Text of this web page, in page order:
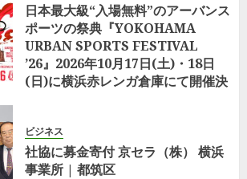
日本最大級“入場無料”のアーバンス
ポーツの祭典『YOKOHAMA
URBAN SPORTS FESTIVAL
’26』2026年10月17日(土)・18日
(日)に横浜赤レンガ倉庫にて開催決
ビジネス
社協に募金寄付 京セラ（株） 横浜
事業所 | 都筑区